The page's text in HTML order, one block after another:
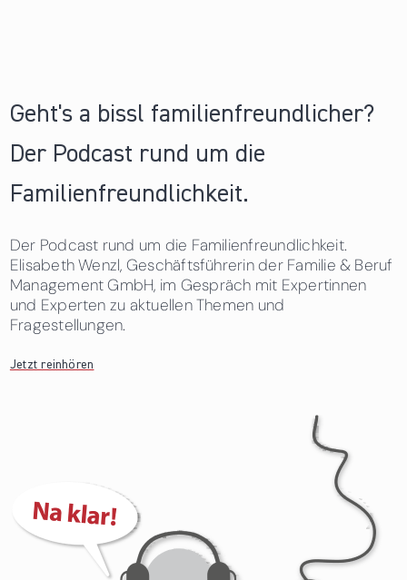
Geht's a bissl familienfreundlicher?
Der Podcast rund um die
Familienfreundlichkeit.
Der Podcast rund um die Familienfreundlichkeit.
Elisabeth Wenzl, Geschäftsführerin der Familie & Beruf
Management GmbH, im Gespräch mit Expertinnen
und Experten zu aktuellen Themen und
Fragestellungen.
Jetzt reinhören